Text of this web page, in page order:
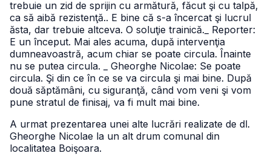
trebuie un zid de sprijin cu armătură, făcut şi cu talpă,
ca să aibă rezistenţă.. E bine că s-a încercat şi lucrul
ăsta, dar trebuie altceva. O soluţie trainică. _ Reporter:
E un început. Mai ales acuma, după intervenţia
dumneavoastră, acum chiar se poate circula. Înainte
nu se putea circula.
_ Gheorghe Nicolae: Se poate
circula. Şi din ce în ce se va circula şi mai bine. După
două săptămâni, cu siguranţă, când vom veni şi vom
pune stratul de finisaj, va fi mult mai bine.
A urmat prezentarea unei alte lucrări realizate de dl.
Gheorghe Nicolae la un alt drum comunal din
localitatea Boişoara.